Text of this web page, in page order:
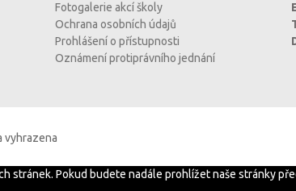
Fotogalerie akcí školy
Ochrana osobních údajů
Prohlášení o přístupnosti
Oznámení protiprávního jednání
vyhrazena
stránek. Pokud budete nadále prohlížet naše stránky